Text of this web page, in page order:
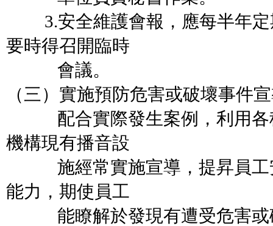
3.安全維護會報，應每半年定
要時得召開臨時
會議。
（三）實施預防危害或破壞事件
配合實際發生案例，利用各
機構現有播音設
施經常實施宣導，提昇員工
能力，期使員工
能瞭解於發現有遭受危害或